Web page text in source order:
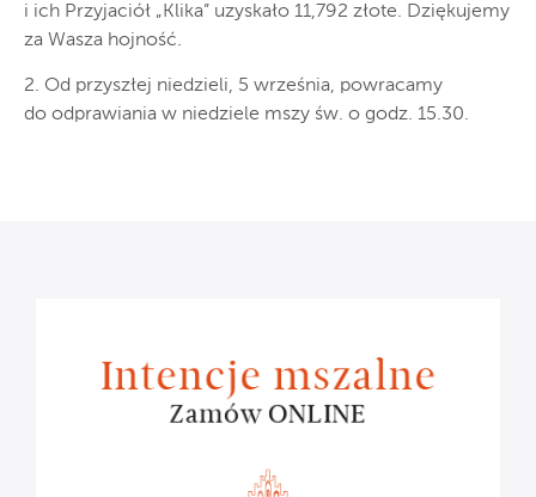
i ich Przyjaciół „Klika” uzyskało 11,792 złote. Dziękujemy
za Wasza hojność.
2. Od przyszłej niedzieli, 5 września, powracamy
do odprawiania w niedziele mszy św. o godz. 15.30.